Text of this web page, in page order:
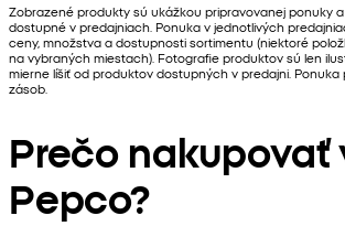
Zobrazené produkty sú ukážkou pripravovanej ponuky
dostupné v predajniach. Ponuka v jednotlivých
ceny, množstva a dostupnosti sortimentu (niektoré
na vybraných miestach). Fotografie produktov sú len
mierne líšiť od produktov dostupných v predajni. Ponuka
zásob.
Prečo nakupovať
Pepco?